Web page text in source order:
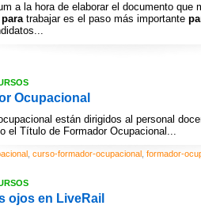
a la hora de elaborar el documento que
paratrabajar es el paso más importante
Ocupacional
están dirigidos al personal
el Título de Formador Ocupacional...
curso-formador-ocupacional formador-
ojos en LiveRail